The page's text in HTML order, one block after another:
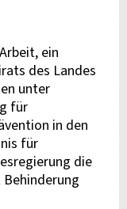
ein
des Landes
unter
für
in den
für
die